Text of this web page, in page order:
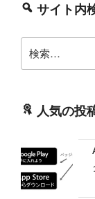
サイト内
索:
人気の投